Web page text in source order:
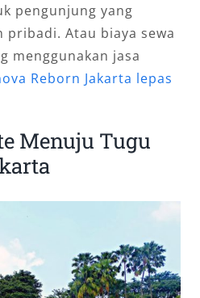
pengunjung yang
pribadi. Atau biaya sewa
menggunakan jasa
Reborn Jakarta lepas
Menuju Tugu